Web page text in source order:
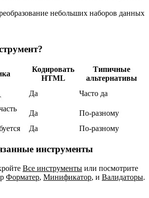
небольших наборов данных
Кодировать
HTML
Типичные
альтернативы
Да
Часто да
Да
По‑разному
Да По‑разному
инструменты
Все инструменты или посмотрите
Форматер, Минификатор, и Валидаторы.